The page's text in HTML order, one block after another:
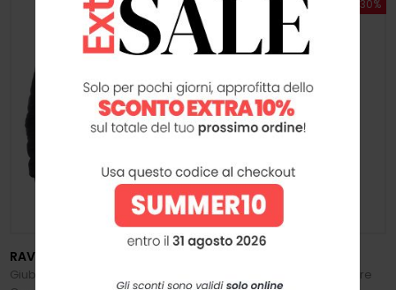
🔥 OUTLET -30%
RAVAZZOLO
Giubbotto Uomo in Suede con
🔥 OUTLET -30%
Cappotto Uomo in Cashmere